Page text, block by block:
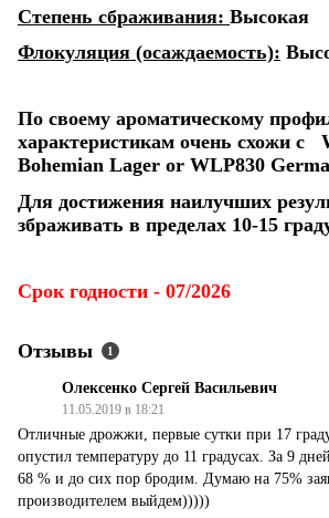
Степень сбраживания: Высокая
Флокуляция (осаждаемость):
По своему ароматическому
характеристикам очень схожи с
Bohemian Lager or WLP830
Для достижения наилучших
збраживать в пределах 10-15
Срок годности - 07/2026
Отзывы 1
Олексенко Сергей Васильевич
11.05.2019 в 18:21
Отличные дрожжи, первые сутки при 17
опустил температуру до 11 градусах. За 9
68 % и до сих пор бродим. Думаю на 75%
производителем выйдем)))))